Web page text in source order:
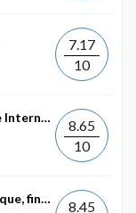
7.17
10
Diplôme d'établissement en Commerce International et...
8.65
10
Licence Professionnelle Assurance, banque, finance :...
8.45